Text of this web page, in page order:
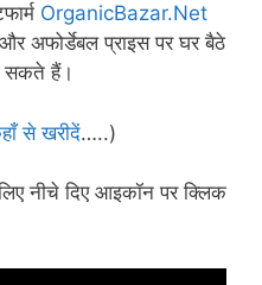
OrganicBazar.Net
अफोर्डेबल प्राइस पर घर बैठे
सकते हैं।
से खरीदें…..)
नीचे दिए आइकॉन पर क्लिक